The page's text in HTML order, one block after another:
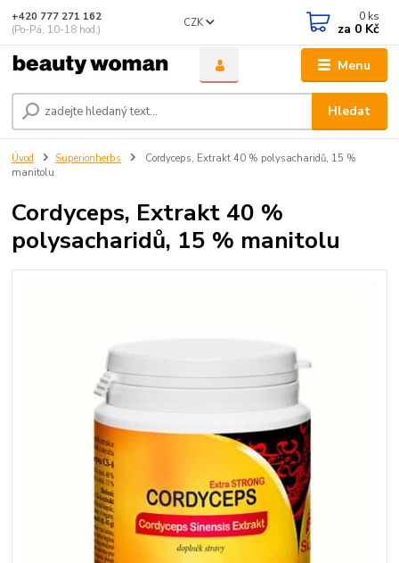
Menu
CZK
Hledat
+420 777 271 162
(Po-Pá, 10-18 hod.)
0 ks
za 0 Kč
Úvod Superionherbs
Cordyceps, Extrakt 40 % polysacharidů, 15 %
manitolu
Cordyceps, Extrakt 40 %
polysacharidů, 15 % manitolu